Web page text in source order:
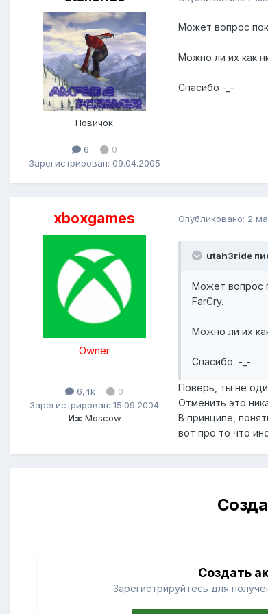
Новичок
6
0
Зарегистрирован: 09.04.2005
Может вопрос
Можно ли их как
Спасибо -_-
xboxgames
Owner
6,4k
0
Зарегистрирован: 15.09.2004
Из: Moscow
Опубликовано: 2
utah3ride
Может вопрос
FarCry.
Можно ли их
Спасибо -_-
Поверь, ты не
Отменить это
В принципе,
вот про то что
Создать
Зарегистрируйтесь для